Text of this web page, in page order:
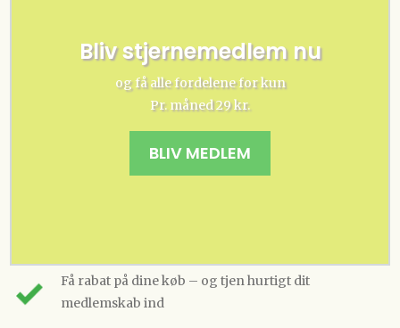
Bliv stjernemedlem nu
og få alle fordelene for kun
Pr. måned 29 kr.
BLIV MEDLEM
Få rabat på dine køb – og tjen hurtigt dit
medlemskab ind